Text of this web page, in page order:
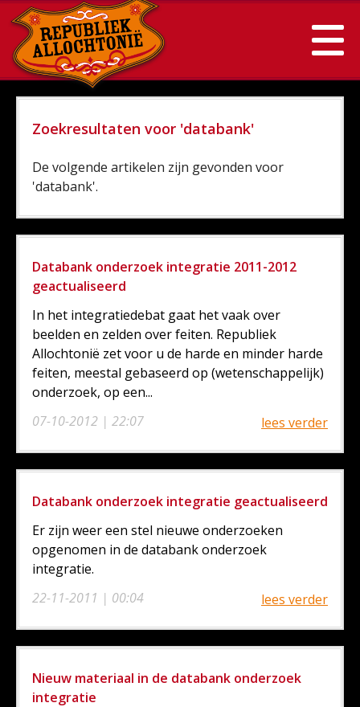
Zoekresultaten voor 'databank'
De volgende artikelen zijn gevonden voor
'databank'.
Databank onderzoek integratie 2011-2012
geactualiseerd
07-10-2012 | 22:07
In het integratiedebat gaat het vaak over
beelden en zelden over feiten. Republiek
Allochtonië zet voor u de harde en minder harde
feiten, meestal gebaseerd op (wetenschappelijk)
onderzoek, op een...
lees verder
Databank onderzoek integratie geactualiseerd
22-11-2011 | 00:04
Er zijn weer een stel nieuwe onderzoeken
opgenomen in de databank onderzoek
integratie.
lees verder
Nieuw materiaal in de databank onderzoek
integratie